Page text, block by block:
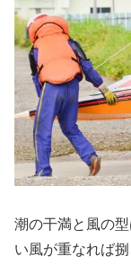
潮の干満と風の
い風が重なれば